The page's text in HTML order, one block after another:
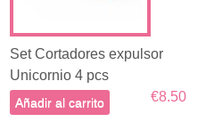
Set Cortadores expulsor
Unicornio 4 pcs
€8.50
Añadir al carrito